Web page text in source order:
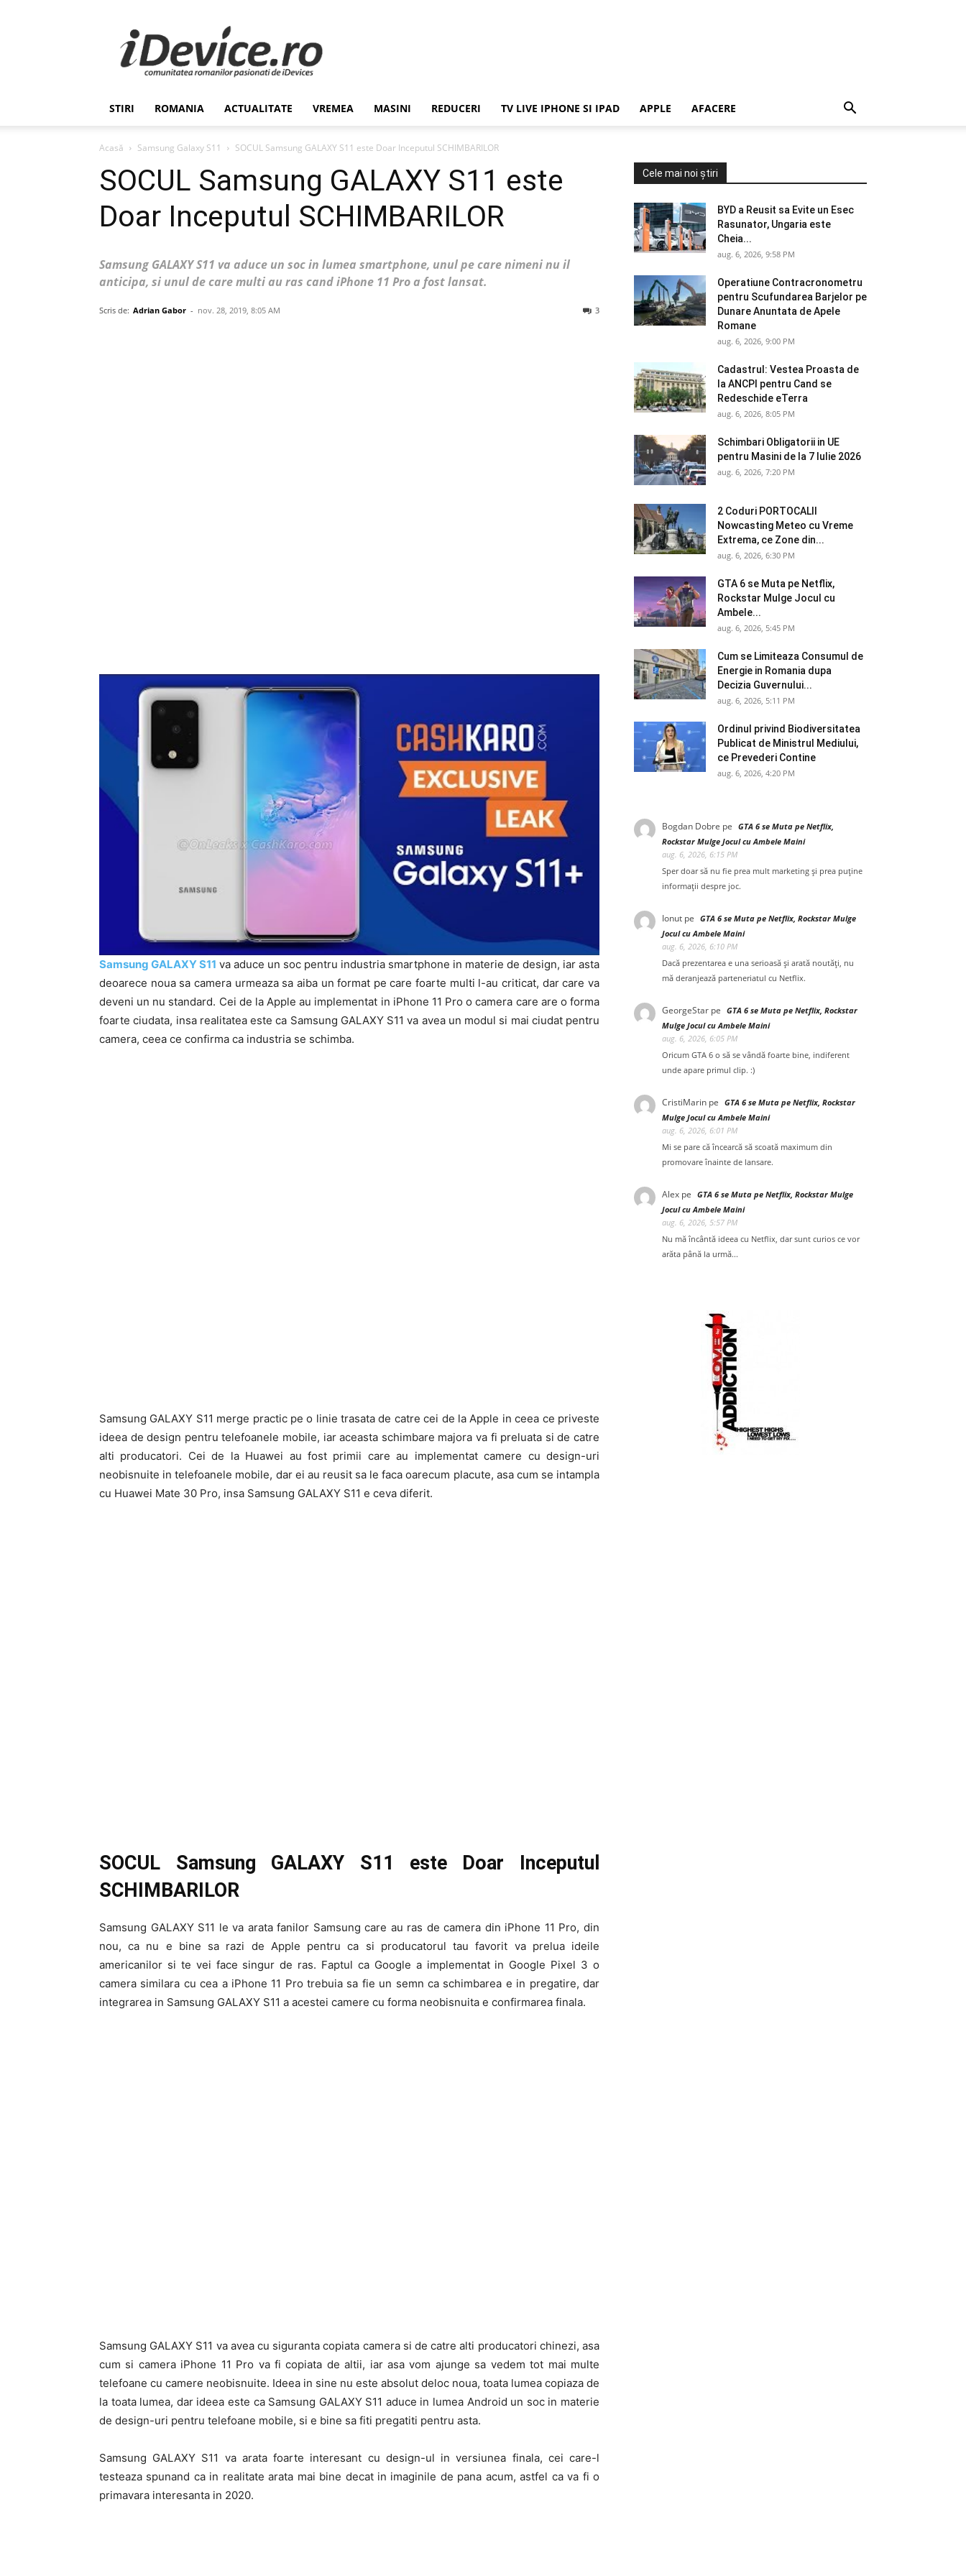
Stiri
de
Ultima
Ora
Romania,
Economie,
–
iDevice.ro
STIRI ROMANIA ACTUALITATE VREMEA MASINI REDUCERI TV LIVE IPHONE SI IPAD APPLE AFACERE
Acasă Samsung Galaxy S11 SOCUL Samsung GALAXY S11 este Doar Inceputul SCHIMBARILOR
SOCUL Samsung GALAXY S11 este
Doar Inceputul SCHIMBARILOR
Samsung GALAXY S11 va aduce un soc in lumea smartphone, unul pe care nimeni nu il
anticipa, si unul de care multi au ras cand iPhone 11 Pro a fost lansat.
Scris de: Adrian Gabor - nov. 28, 2019, 8:05 AM 3
Samsung GALAXY S11 va aduce un soc pentru industria smartphone in materie de design, iar asta
deoarece noua sa camera urmeaza sa aiba un format pe care foarte multi l-au criticat, dar care va
deveni un nu standard. Cei de la Apple au implementat in iPhone 11 Pro o camera care are o forma
foarte ciudata, insa realitatea este ca Samsung GALAXY S11 va avea un modul si mai ciudat pentru
camera, ceea ce confirma ca industria se schimba.
Samsung GALAXY S11 merge practic pe o linie trasata de catre cei de la Apple in ceea ce priveste
ideea de design pentru telefoanele mobile, iar aceasta schimbare majora va fi preluata si de catre
alti producatori. Cei de la Huawei au fost primii care au implementat camere cu design-uri
neobisnuite in telefoanele mobile, dar ei au reusit sa le faca oarecum placute, asa cum se intampla
cu Huawei Mate 30 Pro, insa Samsung GALAXY S11 e ceva diferit.
SOCUL Samsung GALAXY S11 este Doar Inceputul
SCHIMBARILOR
Samsung GALAXY S11 le va arata fanilor Samsung care au ras de camera din iPhone 11 Pro, din
nou, ca nu e bine sa razi de Apple pentru ca si producatorul tau favorit va prelua ideile
americanilor si te vei face singur de ras. Faptul ca Google a implementat in Google Pixel 3 o
camera similara cu cea a iPhone 11 Pro trebuia sa fie un semn ca schimbarea e in pregatire, dar
integrarea in Samsung GALAXY S11 a acestei camere cu forma neobisnuita e confirmarea finala.
Samsung GALAXY S11 va avea cu siguranta copiata camera si de catre alti producatori chinezi, asa
cum si camera iPhone 11 Pro va fi copiata de altii, iar asa vom ajunge sa vedem tot mai multe
telefoane cu camere neobisnuite. Ideea in sine nu este absolut deloc noua, toata lumea copiaza de
la toata lumea, dar ideea este ca Samsung GALAXY S11 aduce in lumea Android un soc in materie
de design-uri pentru telefoane mobile, si e bine sa fiti pregatiti pentru asta.
Samsung GALAXY S11 va arata foarte interesant cu design-ul in versiunea finala, cei care-l
testeaza spunand ca in realitate arata mai bine decat in imaginile de pana acum, astfel ca va fi o
primavara interesanta in 2020.
Cele mai noi știri
BYD a Reusit sa Evite un Esec
Rasunator, Ungaria este
Cheia...
aug. 6, 2026, 9:58 PM
Operatiune Contracronometru
pentru Scufundarea Barjelor pe
Dunare Anuntata de Apele
Romane
aug. 6, 2026, 9:00 PM
Cadastrul: Vestea Proasta de
la ANCPI pentru Cand se
Redeschide eTerra
aug. 6, 2026, 8:05 PM
Schimbari Obligatorii in UE
pentru Masini de la 7 Iulie 2026
aug. 6, 2026, 7:20 PM
2 Coduri PORTOCALII
Nowcasting Meteo cu Vreme
Extrema, ce Zone din...
aug. 6, 2026, 6:30 PM
GTA 6 se Muta pe Netflix,
Rockstar Mulge Jocul cu
Ambele...
aug. 6, 2026, 5:45 PM
Cum se Limiteaza Consumul de
Energie in Romania dupa
Decizia Guvernului...
aug. 6, 2026, 5:11 PM
Ordinul privind Biodiversitatea
Publicat de Ministrul Mediului,
ce Prevederi Contine
aug. 6, 2026, 4:20 PM
Bogdan Dobre pe GTA 6 se Muta pe Netflix,
Rockstar Mulge Jocul cu Ambele Maini
aug. 6, 2026, 6:15 PM
Sper doar să nu fie prea mult marketing și prea puține
informații despre joc.
Ionut pe GTA 6 se Muta pe Netflix, Rockstar Mulge
Jocul cu Ambele Maini
aug. 6, 2026, 6:10 PM
Dacă prezentarea e una serioasă și arată noutăți, nu
mă deranjează parteneriatul cu Netflix.
GeorgeStar pe GTA 6 se Muta pe Netflix, Rockstar
Mulge Jocul cu Ambele Maini
aug. 6, 2026, 6:05 PM
Oricum GTA 6 o să se vândă foarte bine, indiferent
unde apare primul clip. :)
CristiMarin pe GTA 6 se Muta pe Netflix, Rockstar
Mulge Jocul cu Ambele Maini
aug. 6, 2026, 6:01 PM
Mi se pare că încearcă să scoată maximum din
promovare înainte de lansare.
Alex pe GTA 6 se Muta pe Netflix, Rockstar Mulge
Jocul cu Ambele Maini
aug. 6, 2026, 5:57 PM
Nu mă încântă ideea cu Netflix, dar sunt curios ce vor
arăta până la urmă...